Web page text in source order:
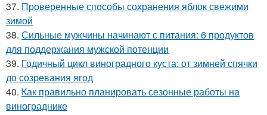
37. Проверенные способы сохранения яблок свежими
зимой
38. Сильные мужчины начинают с питания: 6 продуктов
для поддержания мужской потенции
39. Годичный цикл виноградного куста: от зимней спячки
до созревания ягод
40. Как правильно планировать сезонные работы на
винограднике